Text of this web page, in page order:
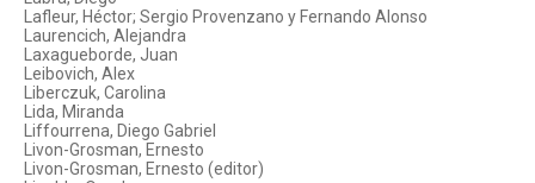
Lafleur, Héctor; Sergio Provenzano y Fernando Alonso
Laurencich, Alejandra
Laxagueborde, Juan
Leibovich, Alex
Liberczuk, Carolina
Lida, Miranda
Liffourrena, Diego Gabriel
Livon-Grosman, Ernesto
Livon-Grosman, Ernesto (editor)